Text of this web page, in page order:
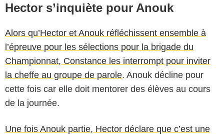
Hector s’inquiète pour Anouk
Alors qu’Hector et Anouk réfléchissent ensemble à
l’épreuve pour les sélections pour la brigade du
Championnat, Constance les interrompt pour inviter
la cheffe au groupe de parole. Anouk décline pour
cette fois car elle doit mentorer des élèves au cours
de la journée.
Une fois Anouk partie, Hector déclare que c’est une